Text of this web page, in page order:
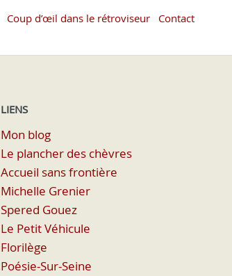
Coup d’œil dans le rétroviseur Contact
LIENS
Mon blog
Le plancher des chèvres
Accueil sans frontière
Michelle Grenier
Spered Gouez
Le Petit Véhicule
Florilège
Poésie-Sur-Seine